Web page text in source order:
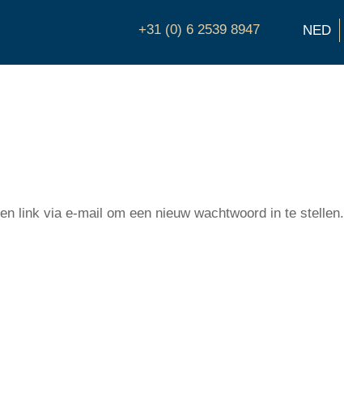
+31 (0) 6 2539 8947 NED
link via e-mail om een nieuw wachtwoord in te stellen.